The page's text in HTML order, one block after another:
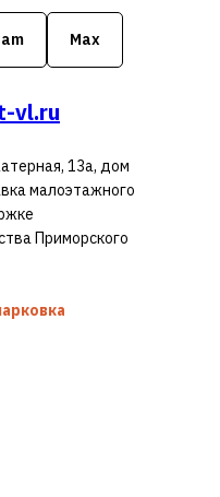
vl.ru
13а, дом
малоэтажного
Приморского
Max